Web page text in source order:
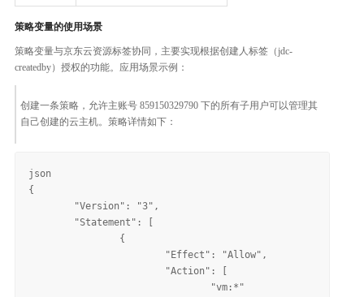
策略变量的使用场景
策略变量与京东云资源标签协同，主要实现根据创建人标签（jdc-
createdby）授权的功能。应用场景示例：
创建一条策略，允许主账号 859150329790 下的所有子用户可以管理其
自己创建的云主机。策略详情如下：
json
{